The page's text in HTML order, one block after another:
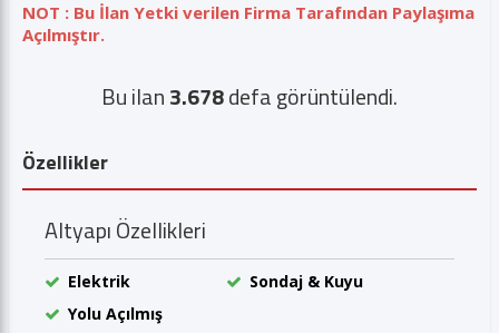
NOT : Bu İlan Yetki verilen Firma Tarafından Paylaşıma
Açılmıştır.
Bu ilan3.678defa görüntülendi.
Özellikler
Altyapı Özellikleri
Elektrik
Sondaj & Kuyu
Yolu Açılmış